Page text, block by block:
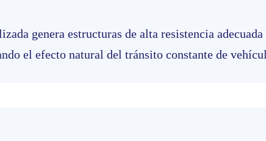
genera estructuras de alta resistencia
el efecto natural del tránsito constante de